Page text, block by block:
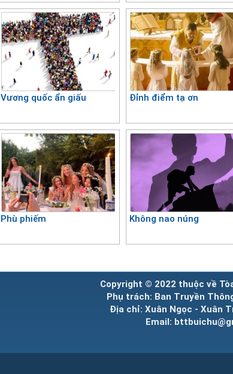
Vương quốc ẩn giấu Đỉnh điểm tạ ơn
Phù phiếm Không nao núng
Copyright © 2022 thuộc về
Phụ trách: Ban Truyền
Địa chỉ: Xuân Ngọc - Xuân
Email: